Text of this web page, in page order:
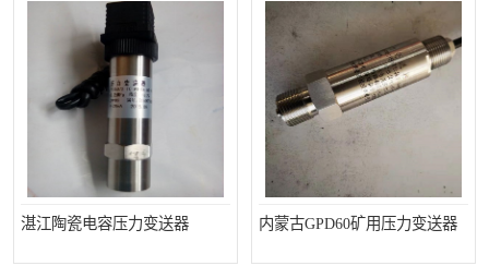
湛江陶瓷电容压力变送器 内蒙古GPD60矿用压力变送器